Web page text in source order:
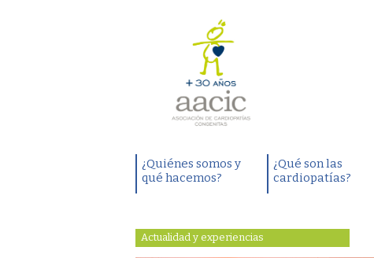
¿Quiénes somos y
qué hacemos?
¿Qué son las
cardiopatías?
Actualidad y experiencias